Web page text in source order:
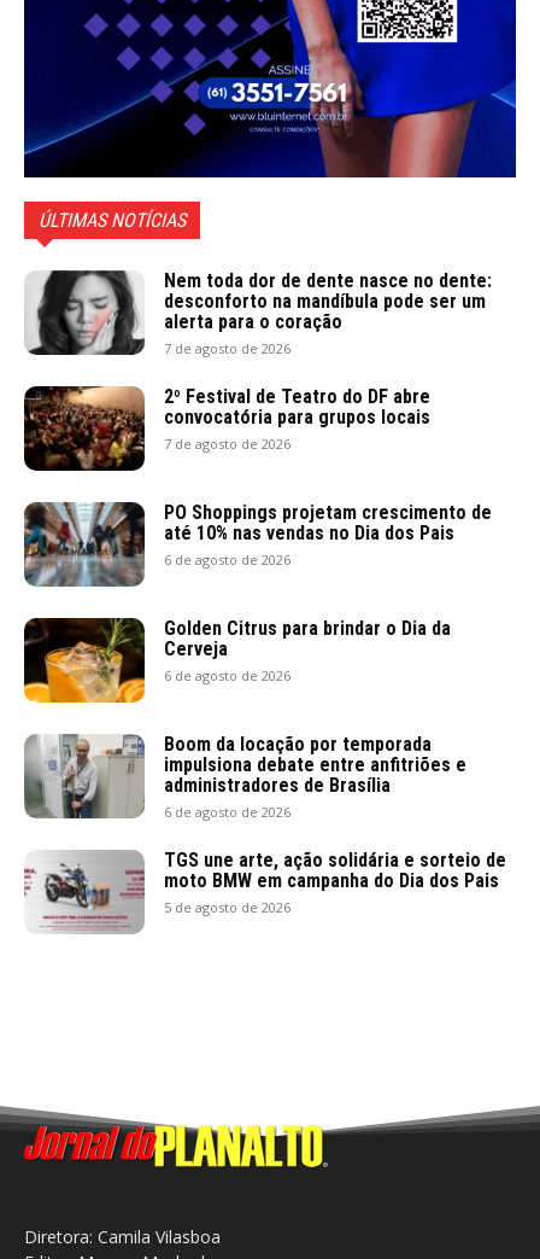
ÚLTIMAS NOTÍCIAS
Nem toda dor de dente nasce no dente:
desconforto na mandíbula pode ser um
alerta para o coração
7 de agosto de 2026
2º Festival de Teatro do DF abre
convocatória para grupos locais
7 de agosto de 2026
PO Shoppings projetam crescimento de
até 10% nas vendas no Dia dos Pais
6 de agosto de 2026
Golden Citrus para brindar o Dia da
Cerveja
6 de agosto de 2026
Boom da locação por temporada
impulsiona debate entre anfitriões e
administradores de Brasília
6 de agosto de 2026
TGS une arte, ação solidária e sorteio de
moto BMW em campanha do Dia dos Pais
5 de agosto de 2026
Diretora: Camila Vilasboa